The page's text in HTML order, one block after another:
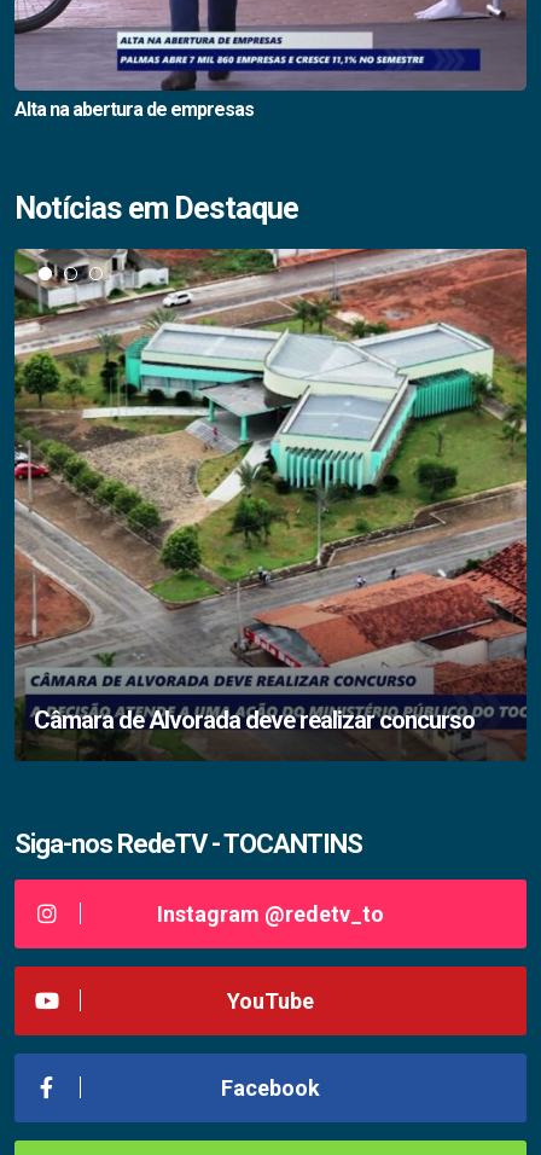
Alta na abertura de empresas
Notícias em Destaque
Câmara de Alvorada deve realizar concurso
Siga-nos RedeTV - TOCANTINS
Instagram @redetv_to
YouTube
Facebook